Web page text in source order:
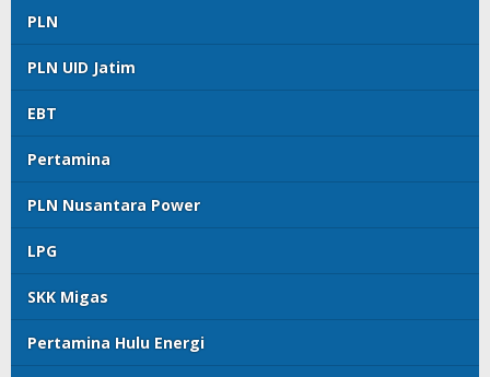
PLN
PLN UID Jatim
EBT
Pertamina
PLN Nusantara Power
LPG
SKK Migas
Pertamina Hulu Energi